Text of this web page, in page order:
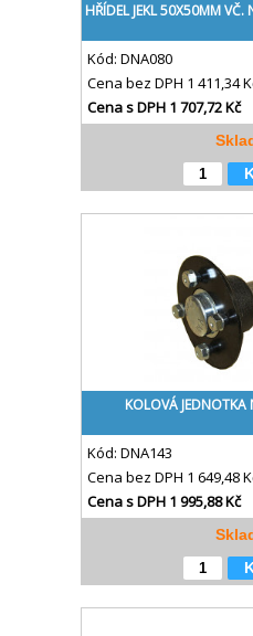
HŘÍDEL JEKL 50X50MM VČ.
Kód: DNA080
Cena bez DPH 1 411,34
Cena s DPH 1 707,72 Kč
KOLOVÁ
Kód: DNA143
Cena bez DPH 1 649,48
Cena s DPH 1 995,88 Kč